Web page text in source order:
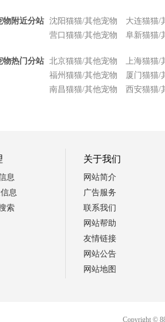
物附近分站 沈阳猫猫/其他宠物 大连猫猫/
营口猫猫/其他宠物
阜新猫猫/
物热门分站 北京猫猫/其他宠物 上海猫猫/
福州猫猫/其他宠物
厦门猫猫/
南昌猫猫/其他宠物
西安猫猫/
息
息
索
关于我们
网站简介
广告服务
联系我们
网站帮助
友情链接
网站公告
网站地图
Copyright ©